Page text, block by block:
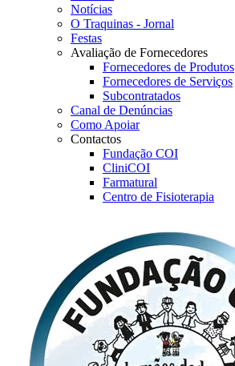
Notícias
O Traquinas - Jornal
Festas
Avaliação de Fornecedores
Fornecedores de Produtos
Fornecedores de Serviços
Subcontratados
Canal de Denúncias
Como Apoiar
Contactos
Fundação COI
CliniCOI
Farmatural
Centro de Fisioterapia